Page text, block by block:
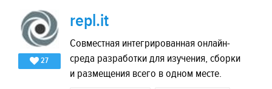
27
repl.it
Совместная интегрированная онлайн-
среда разработки для изучения, сборки
и размещения всего в одном месте.